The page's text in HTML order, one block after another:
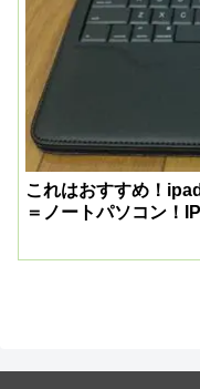
これはおすすめ！
＝ノートパソコン！